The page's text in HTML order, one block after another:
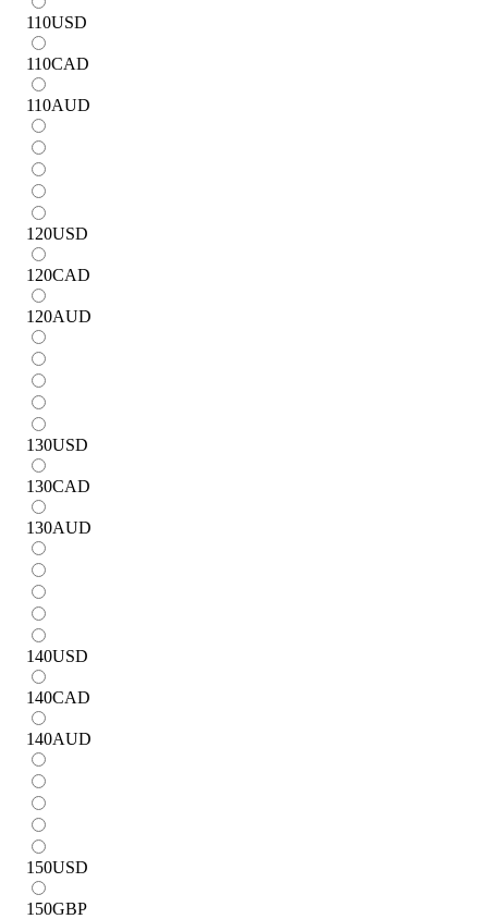
110USD
110CAD
110AUD
120USD
120CAD
120AUD
130USD
130CAD
130AUD
140USD
140CAD
140AUD
150USD
150GBP